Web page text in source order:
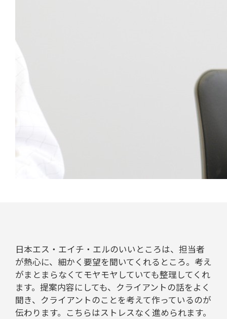
日本エス・エイチ・エルのいいところは、担当者
が熱心に、細かく要望を聞いてくれるところ。考え
がまとまらなくてモヤモヤしていても整理してくれ
ます。提案内容にしても、クライアントの話をよく
聞き、クライアントのことを考えて作っているのが
伝わります。こちらはストレスなく進められます。